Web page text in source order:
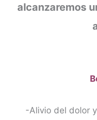
alcanzaremos
-Alivio del dolor